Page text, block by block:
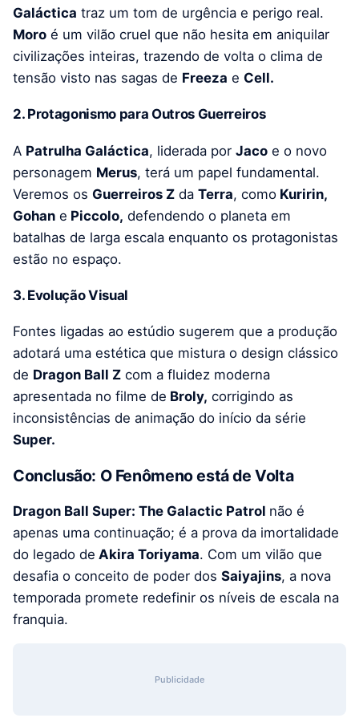
Galáctica traz um tom de urgência e perigo real.
Moro é um vilão cruel que não hesita em aniquilar
civilizações inteiras, trazendo de volta o clima de
tensão visto nas sagas de Freeza e Cell.
2. Protagonismo para Outros Guerreiros
A Patrulha Galáctica, liderada por Jaco e o novo
personagem Merus, terá um papel fundamental.
Veremos os Guerreiros Z da Terra, como Kuririn,
Gohan e Piccolo, defendendo o planeta em
batalhas de larga escala enquanto os protagonistas
estão no espaço.
3. Evolução Visual
Fontes ligadas ao estúdio sugerem que a produção
adotará uma estética que mistura o design clássico
de Dragon Ball Z com a fluidez moderna
apresentada no filme de Broly, corrigindo as
inconsistências de animação do início da série
Super.
Conclusão: O Fenômeno está de Volta
Dragon Ball Super: The Galactic Patrol não é
apenas uma continuação; é a prova da imortalidade
do legado de Akira Toriyama. Com um vilão que
desafia o conceito de poder dos Saiyajins, a nova
temporada promete redefinir os níveis de escala na
franquia.
Publicidade